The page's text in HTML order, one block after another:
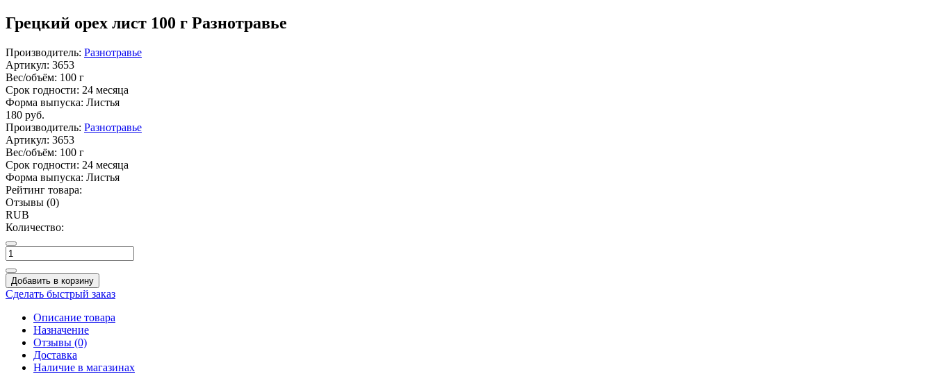
Грецкий орех лист 100 г Разнотравье
Производитель: Разнотравье
Артикул: 3653
Вес/объём: 100 г
Срок годности: 24 месяца
Форма выпуска: Листья
180 руб.
Производитель: Разнотравье
Артикул: 3653
Вес/объём: 100 г
Срок годности: 24 месяца
Форма выпуска: Листья
Рейтинг товара:
Отзывы (0)
RUB
Количество:
Добавить в корзину
Сделать быстрый заказ
Описание товара
Назначение
Отзывы (0)
Доставка
Наличие в магазинах